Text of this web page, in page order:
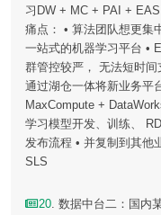
习DW + MC + PAI +
痛点： • 算法团队想更集
一站式的机器学习平台 •
群管控较严， 无法短时
通过湖仓一体将新业务平
MaxCompute +
学习模型开发、训练、
发布流程 • 并复制到其他
SLS
20. 数据中台二：国内